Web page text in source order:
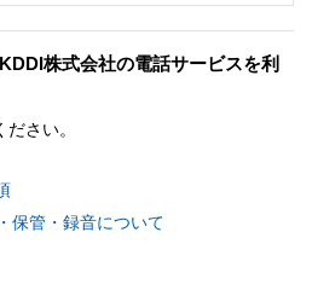
株式会社の電話サービスを利
さい。
保管・録音について